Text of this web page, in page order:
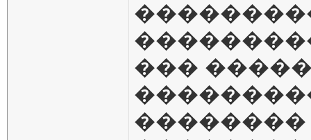
���